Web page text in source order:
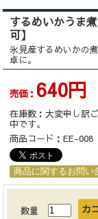
するめいかうま
可】
氷見産するめいかの
卓に。
売価： 640円
在庫数： 大変申し訳
中です。
商品コード： EE-008
数量